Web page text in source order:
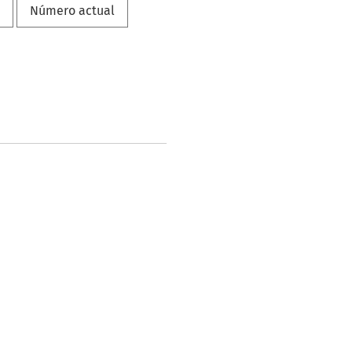
Número actual